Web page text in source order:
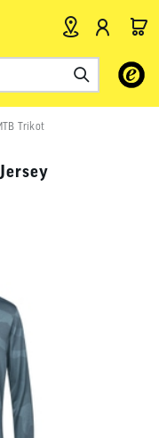
Verwende
Pfeile
nach
Trikot